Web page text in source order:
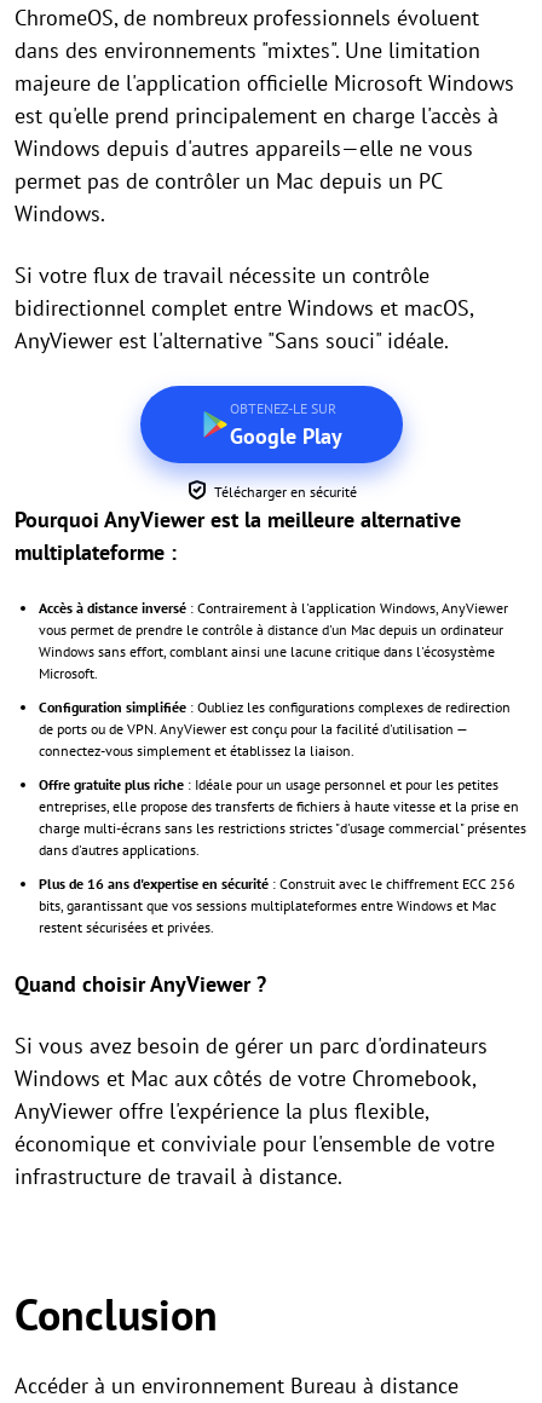
ChromeOS, de nombreux professionnels évoluent
dans des environnements "mixtes". Une limitation
majeure de l'application officielle Microsoft Windows
est qu'elle prend principalement en charge l'accès à
Windows depuis d'autres appareils—elle ne vous
permet pas de contrôler un Mac depuis un PC
Windows.
Si votre flux de travail nécessite un contrôle
bidirectionnel complet entre Windows et macOS,
AnyViewer est l'alternative "Sans souci" idéale.
OBTENEZ-LE SUR
Google Play
Télécharger en sécurité
Pourquoi AnyViewer est la meilleure alternative
multiplateforme :
Accès à distance inversé : Contrairement à l'application Windows, AnyViewer
vous permet de prendre le contrôle à distance d'un Mac depuis un ordinateur
Windows sans effort, comblant ainsi une lacune critique dans l'écosystème
Microsoft.
Configuration simplifiée : Oubliez les configurations complexes de redirection
de ports ou de VPN. AnyViewer est conçu pour la facilité d'utilisation —
connectez-vous simplement et établissez la liaison.
Offre gratuite plus riche : Idéale pour un usage personnel et pour les petites
entreprises, elle propose des transferts de fichiers à haute vitesse et la prise en
charge multi-écrans sans les restrictions strictes "d'usage commercial" présentes
dans d'autres applications.
Plus de 16 ans d'expertise en sécurité : Construit avec le chiffrement ECC 256
bits, garantissant que vos sessions multiplateformes entre Windows et Mac
restent sécurisées et privées.
Quand choisir AnyViewer ?
Si vous avez besoin de gérer un parc d'ordinateurs
Windows et Mac aux côtés de votre Chromebook,
AnyViewer offre l'expérience la plus flexible,
économique et conviviale pour l'ensemble de votre
infrastructure de travail à distance.
Conclusion
Accéder à un environnement Bureau à distance